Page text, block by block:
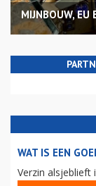
MIJNBOUW, EU
WAT IS EEN
Verzin alsjeblieft